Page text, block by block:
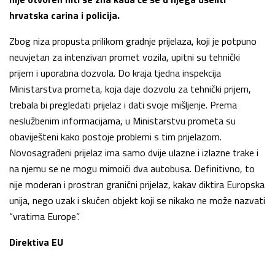
hrvatska carina i policija.
Zbog niza propusta prilikom gradnje prijelaza, koji je potpuno
neuvjetan za intenzivan promet vozila, upitni su tehnički
prijem i uporabna dozvola. Do kraja tjedna inspekcija
Ministarstva prometa, koja daje dozvolu za tehnički prijem,
trebala bi pregledati prijelaz i dati svoje mišljenje. Prema
neslužbenim informacijama, u Ministarstvu prometa su
obaviješteni kako postoje problemi s tim prijelazom.
Novosagrađeni prijelaz ima samo dvije ulazne i izlazne trake i
na njemu se ne mogu mimoići dva autobusa. Definitivno, to
nije moderan i prostran granični prijelaz, kakav diktira Europska
unija, nego uzak i skučen objekt koji se nikako ne može nazvati
“vratima Europe”.
Direktiva EU